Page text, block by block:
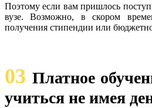
Поэтому если вам пришлось
вузе. Возможно, в скором
получения стипендии или
03 Платное
учиться не имея